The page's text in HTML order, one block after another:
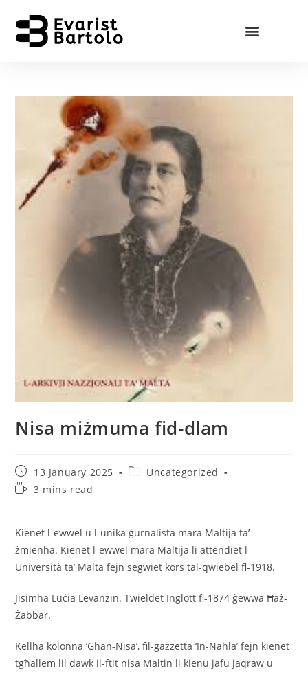
Nisa miżmuma fid-dlam
13 January 2025
Uncategorized
3 mins read
Kienet l-ewwel u l-unika ġurnalista mara Maltija ta’
żmienha. Kienet l-ewwel mara Maltija li attendiet l-
Università ta’ Malta fejn segwiet kors tal-qwiebel fl-1918.
Jisimha Luċia Levanzin. Twieldet Inglott fl-1874 ġewwa Ħaż-
Żabbar.
Kellha kolonna ‘Għan-Nisa’, fil-gazzetta ‘In-Naħla’ fejn kienet
tgħallem lil dawk il-ftit nisa Maltin li kienu jafu jaqraw u